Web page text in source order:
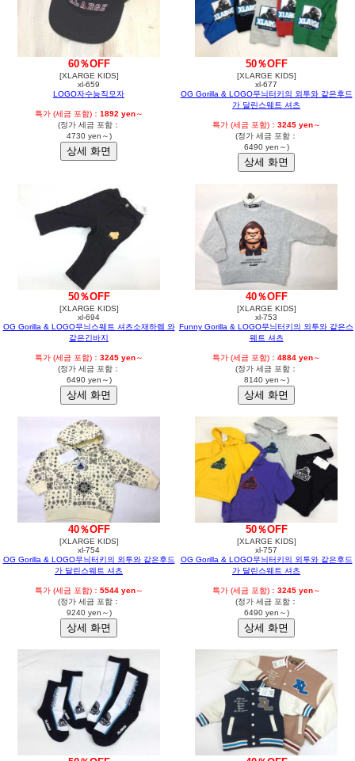
60％OFF
[XLARGE KIDS]
xl-659
LOGO자수능직모자
특가 (세금 포함)： 1892 yen～
(정가 세금 포함：
4730 yen～)
50％OFF
[XLARGE KIDS]
xl-677
OG Gorilla & LOGO무늬터키의 외투와 같은후드
가 달린스웨트 셔츠
특가 (세금 포함)： 3245 yen～
(정가 세금 포함：
6490 yen～)
50％OFF
[XLARGE KIDS]
xl-694
OG Gorilla & LOGO무늬스웨트 셔츠소재하렘 와
같은긴바지
특가 (세금 포함)： 3245 yen～
(정가 세금 포함：
6490 yen～)
40％OFF
[XLARGE KIDS]
xl-753
Funny Gorilla & LOGO무늬터키의 외투와 같은스
웨트 셔츠
특가 (세금 포함)： 4884 yen～
(정가 세금 포함：
8140 yen～)
40％OFF
[XLARGE KIDS]
xl-754
OG Gorilla & LOGO무늬터키의 외투와 같은후드
가 달린스웨트 셔츠
특가 (세금 포함)： 5544 yen～
(정가 세금 포함：
9240 yen～)
50％OFF
[XLARGE KIDS]
xl-757
OG Gorilla & LOGO무늬터키의 외투와 같은후드
가 달린스웨트 셔츠
특가 (세금 포함)： 3245 yen～
(정가 세금 포함：
6490 yen～)